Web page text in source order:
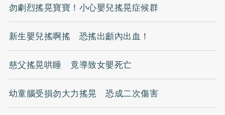
勿劇烈搖晃寶寶！小心嬰兒搖晃症候群
新生嬰兒搖啊搖 恐搖出顱內出血！
慈父搖晃哄睡 竟導致女嬰死亡
幼童腦受損勿大力搖晃 恐成二次傷害